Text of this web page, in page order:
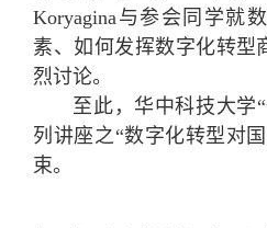
Koryagina与参会同学就
素、如何发挥数字化转型
烈讨论。
至此，华中科技大学
列讲座之“数字化转型对
束。